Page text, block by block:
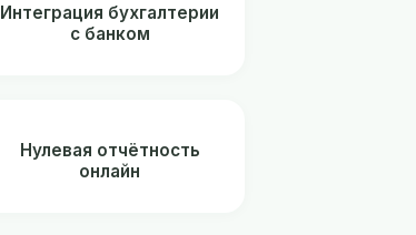
Интеграция бухгалтерии
с банком
Нулевая отчётность
онлайн